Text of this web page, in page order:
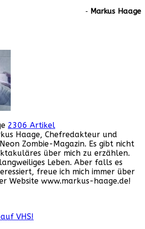
‐ Markus Haage
2306 Artikel
Haage, Chefredakteur und
Zombie-Magazin. Es gibt nicht
über mich zu erzählen.
Leben. Aber falls es
freue ich mich immer über
Website www.markus-haage.de!
VHS!